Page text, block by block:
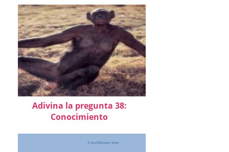
Adivina la pregunta 38:
Conocimiento